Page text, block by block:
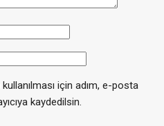
için adım, e-posta
kaydedilsin.